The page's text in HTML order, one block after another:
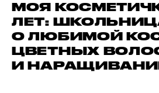
МОЯ
ЛЕТ:
О ЛЮБИМОЙ
ЦВЕТНЫХ
И